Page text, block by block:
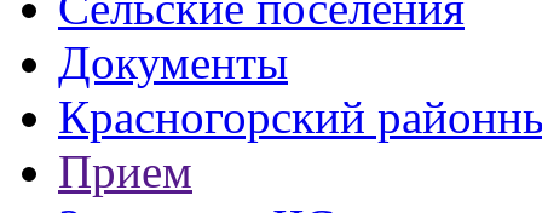
Документы
Красногорский
Прием